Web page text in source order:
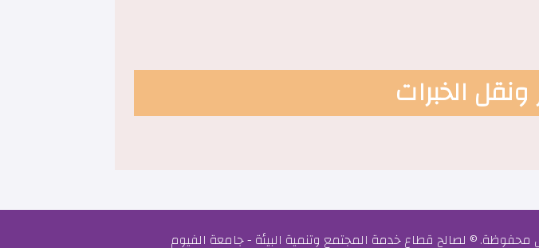
الخبرات
© لصالح قطاع خدمة المجتمع وتنمية البيئة - جامعة الفيوم